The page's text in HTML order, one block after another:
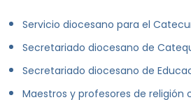
Servicio diocesano para el
Secretariado diocesano de
Secretariado diocesano de
Maestros y profesores de religión